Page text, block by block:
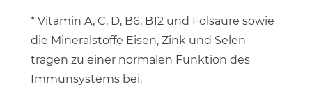
* Vitamin A, C, D, B6, B12 und Folsäure sowie
die Mineralstoffe Eisen, Zink und Selen
tragen zu einer normalen Funktion des
Immunsystems bei.